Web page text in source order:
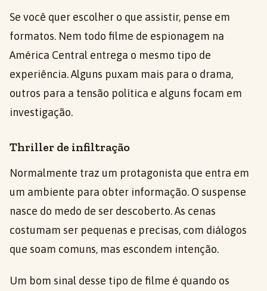
Se você quer escolher o que assistir, pense em
formatos. Nem todo filme de espionagem na
América Central entrega o mesmo tipo de
experiência. Alguns puxam mais para o drama,
outros para a tensão política e alguns focam em
investigação.
Thriller de infiltração
Normalmente traz um protagonista que entra em
um ambiente para obter informação. O suspense
nasce do medo de ser descoberto. As cenas
costumam ser pequenas e precisas, com diálogos
que soam comuns, mas escondem intenção.
Um bom sinal desse tipo de filme é quando os